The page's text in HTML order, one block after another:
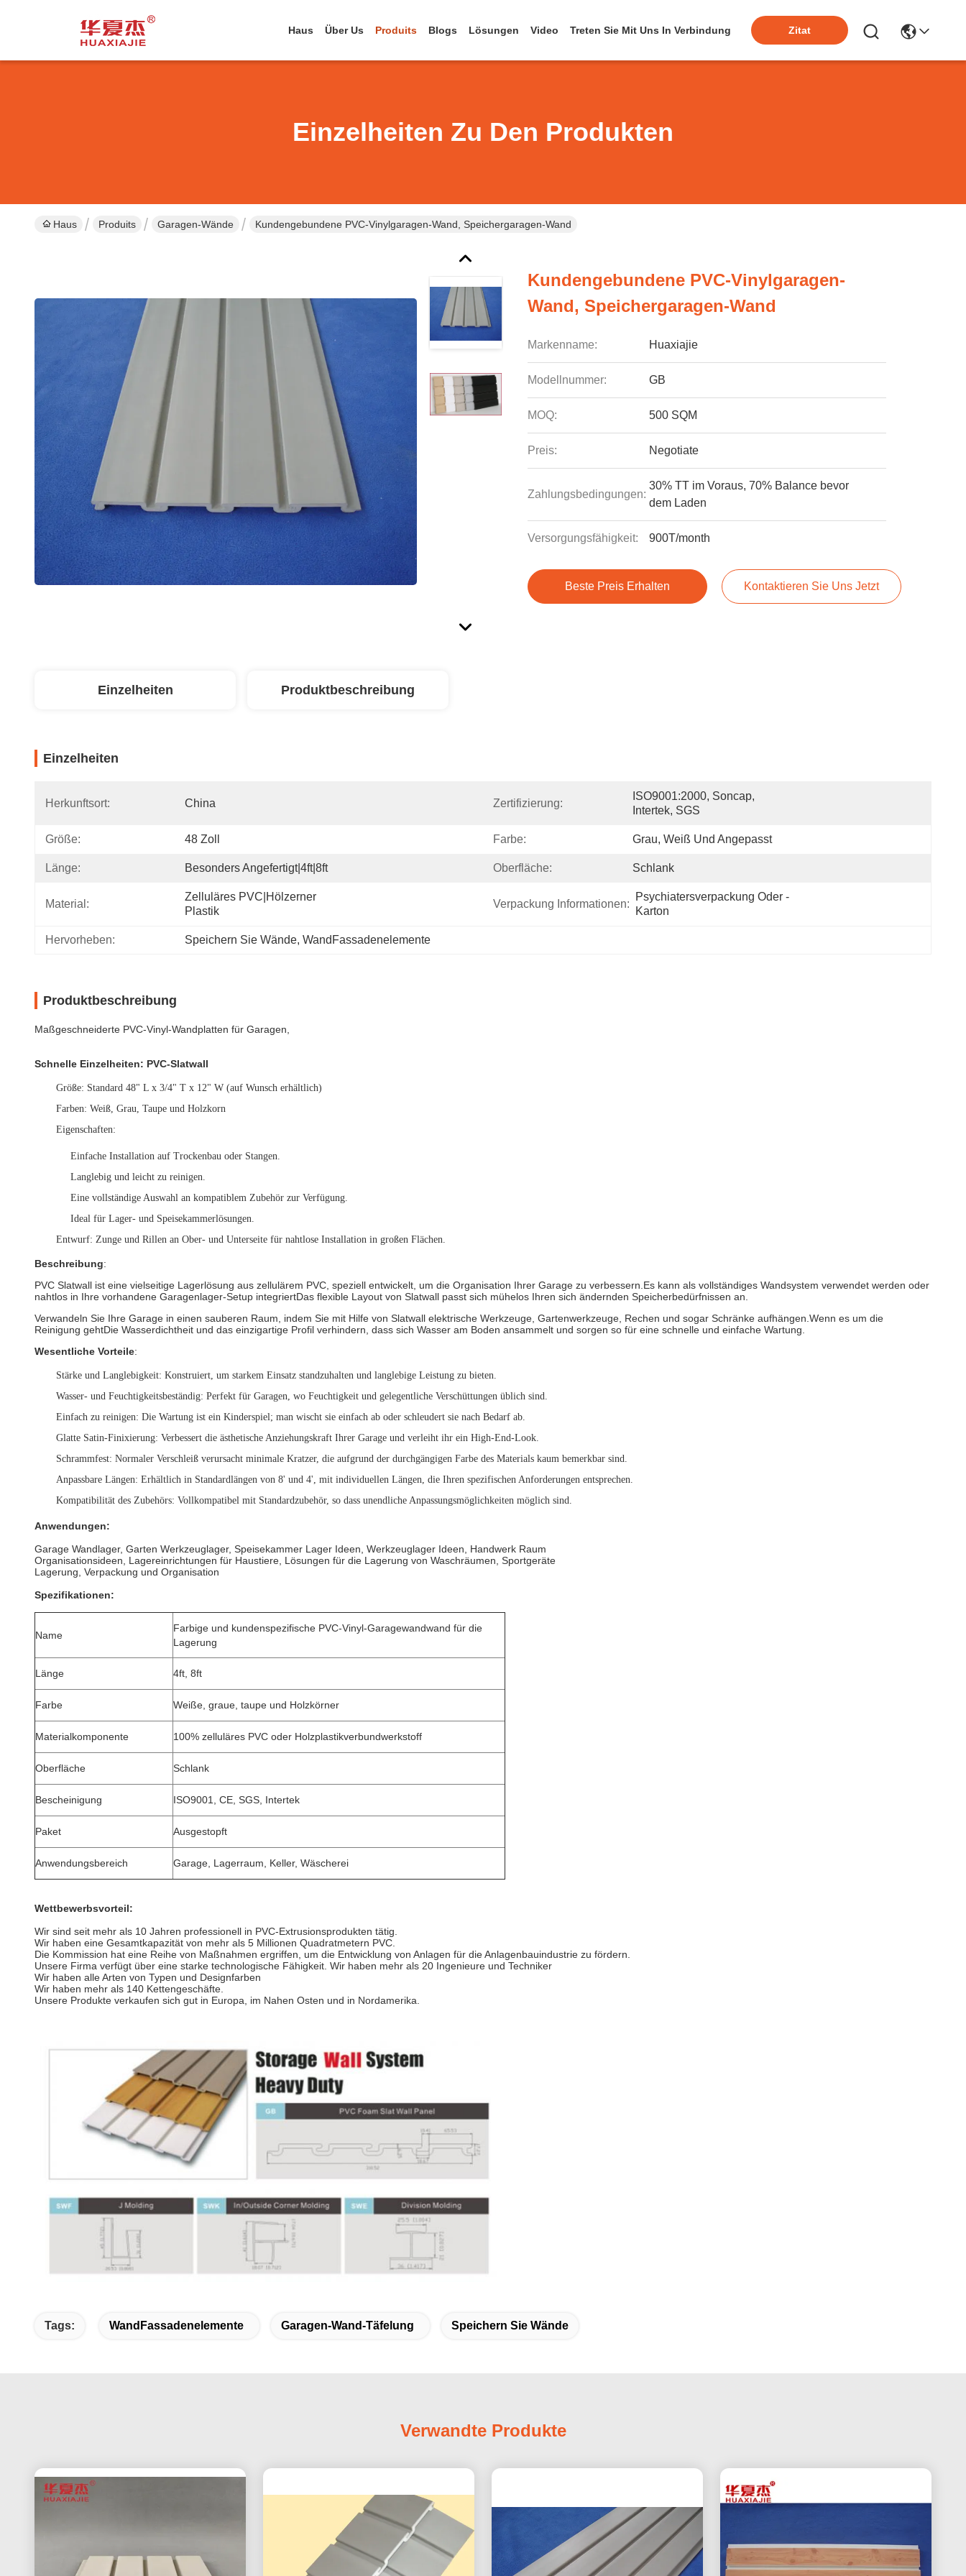
Haus Über Us Produits Blogs Lösungen Video Treten Sie Mit Uns In Verbindung Zitat
Einzelheiten Zu Den Produkten
Haus Produits Garagen-Wände Kundengebundene PVC-Vinylgaragen-Wand, Speichergaragen-Wand
Kundengebundene PVC-Vinylgaragen-
Wand, Speichergaragen-Wand
Markenname: Huaxiajie
Modellnummer: GB
MOQ: 500 SQM
Preis: Negotiate
Zahlungsbedingungen:
30% TT im Voraus, 70% Balance bevor
dem Laden
Versorgungsfähigkeit: 900T/month
Beste Preis Erhalten Kontaktieren Sie Uns Jetzt
Einzelheiten Produktbeschreibung
Einzelheiten
Herkunftsort: China Zertifizierung:
ISO9001:2000, Soncap,
Intertek, SGS
Größe: 48 Zoll Farbe: Grau, Weiß Und Angepasst
Länge: Besonders Angefertigt|4ft|8ft Oberfläche: Schlank
Material:
Zelluläres PVC|Hölzerner
Plastik
Verpackung Informationen:
Psychiatersverpackung Oder -
Karton
Hervorheben: Speichern Sie Wände, WandFassadenelemente
Produktbeschreibung
Maßgeschneiderte PVC-Vinyl-Wandplatten für Garagen,
Schnelle Einzelheiten: PVC-Slatwall
Größe: Standard 48" L x 3/4" T x 12" W (auf Wunsch erhältlich)
Farben: Weiß, Grau, Taupe und Holzkorn
Eigenschaften:
Einfache Installation auf Trockenbau oder Stangen.
Langlebig und leicht zu reinigen.
Eine vollständige Auswahl an kompatiblem Zubehör zur Verfügung.
Ideal für Lager- und Speisekammerlösungen.
Entwurf: Zunge und Rillen an Ober- und Unterseite für nahtlose Installation in großen Flächen.
Beschreibung:
PVC Slatwall ist eine vielseitige Lagerlösung aus zellulärem PVC, speziell entwickelt, um die Organisation Ihrer Garage zu verbessern.Es kann als vollständiges Wandsystem verwendet werden oder
nahtlos in Ihre vorhandene Garagenlager-Setup integriertDas flexible Layout von Slatwall passt sich mühelos Ihren sich ändernden Speicherbedürfnissen an.
Verwandeln Sie Ihre Garage in einen sauberen Raum, indem Sie mit Hilfe von Slatwall elektrische Werkzeuge, Gartenwerkzeuge, Rechen und sogar Schränke aufhängen.Wenn es um die
Reinigung gehtDie Wasserdichtheit und das einzigartige Profil verhindern, dass sich Wasser am Boden ansammelt und sorgen so für eine schnelle und einfache Wartung.
Wesentliche Vorteile:
Stärke und Langlebigkeit: Konstruiert, um starkem Einsatz standzuhalten und langlebige Leistung zu bieten.
Wasser- und Feuchtigkeitsbeständig: Perfekt für Garagen, wo Feuchtigkeit und gelegentliche Verschüttungen üblich sind.
Einfach zu reinigen: Die Wartung ist ein Kinderspiel; man wischt sie einfach ab oder schleudert sie nach Bedarf ab.
Glatte Satin-Finixierung: Verbessert die ästhetische Anziehungskraft Ihrer Garage und verleiht ihr ein High-End-Look.
Schrammfest: Normaler Verschleiß verursacht minimale Kratzer, die aufgrund der durchgängigen Farbe des Materials kaum bemerkbar sind.
Anpassbare Längen: Erhältlich in Standardlängen von 8' und 4', mit individuellen Längen, die Ihren spezifischen Anforderungen entsprechen.
Kompatibilität des Zubehörs: Vollkompatibel mit Standardzubehör, so dass unendliche Anpassungsmöglichkeiten möglich sind.
Anwendungen:
Garage Wandlager, Garten Werkzeuglager, Speisekammer Lager Ideen, Werkzeuglager Ideen, Handwerk Raum
Organisationsideen, Lagereinrichtungen für Haustiere, Lösungen für die Lagerung von Waschräumen, Sportgeräte
Lagerung, Verpackung und Organisation
Spezifikationen:
Name
Farbige und kundenspezifische PVC-Vinyl-Garagewandwand für die
Lagerung
Länge 4ft, 8ft
Farbe Weiße, graue, taupe und Holzkörner
Materialkomponente 100% zelluläres PVC oder Holzplastikverbundwerkstoff
Oberfläche Schlank
Bescheinigung ISO9001, CE, SGS, Intertek
Paket Ausgestopft
Anwendungsbereich Garage, Lagerraum, Keller, Wäscherei
Wettbewerbsvorteil:
Wir sind seit mehr als 10 Jahren professionell in PVC-Extrusionsprodukten tätig.
Wir haben eine Gesamtkapazität von mehr als 5 Millionen Quadratmetern PVC.
Die Kommission hat eine Reihe von Maßnahmen ergriffen, um die Entwicklung von Anlagen für die Anlagenbauindustrie zu fördern.
Unsere Firma verfügt über eine starke technologische Fähigkeit. Wir haben mehr als 20 Ingenieure und Techniker
Wir haben alle Arten von Typen und Designfarben
Wir haben mehr als 140 Kettengeschäfte.
Unsere Produkte verkaufen sich gut in Europa, im Nahen Osten und in Nordamerika.
Tags: WandFassadenelemente Garagen-Wand-Täfelung Speichern Sie Wände
Verwandte Produkte